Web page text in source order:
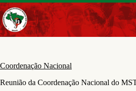
Pular
para
o
conteúdo
Coordenação Nacional
Reunião da Coordenação Nacional do